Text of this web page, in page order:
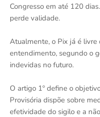
Congresso em até 120
perde validade.
Atualmente, o Pix já é
entendimento, segundo o
indevidas no futuro.
O artigo 1º define o
Provisória dispõe sobre
efetividade do sigilo e a